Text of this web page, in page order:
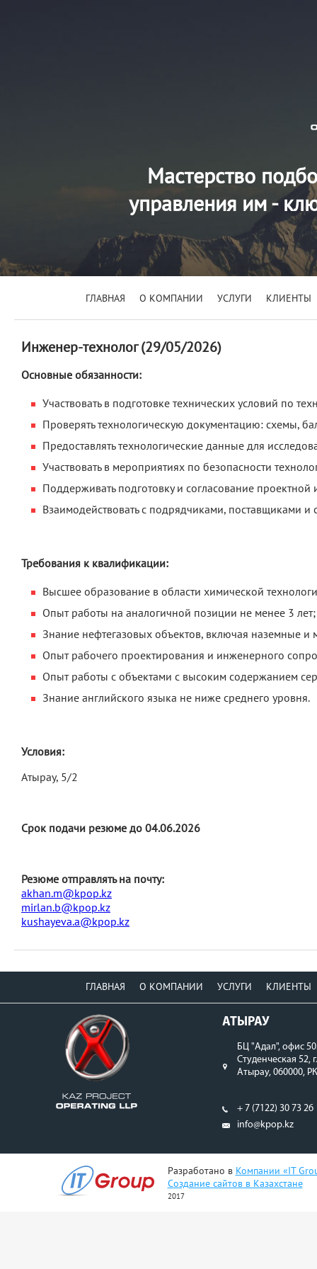
Мастерство
управления им -
ГЛАВНАЯ О КОМПАНИИ УСЛУГИ КЛИЕНТЫ
Инженер-технолог (29/05/2026)
Основные обязанности:
Участвовать в подготовке технических условий по
Проверять технологическую документацию: схемы,
Предоставлять технологические данные для
Участвовать в мероприятиях по безопасности
Поддерживать подготовку и согласование
Взаимодействовать с подрядчиками, поставщиками
Требования к квалификации:
Высшее образование в области химической
Опыт работы на аналогичной позиции не менее 3 лет;
Знание нефтегазовых объектов, включая наземные и
Опыт рабочего проектирования и инженерного
Опыт работы с объектами с высоким содержанием
Знание английского языка не ниже среднего уровня.
Условия:
Атырау, 5/2
Срок подачи резюме до 04.06.2026
Резюме отправлять на почту:
akhan.m@kpop.kz
mirlan.b@kpop.kz
kushayeva.a@kpop.kz
ГЛАВНАЯ О КОМПАНИИ УСЛУГИ КЛИЕНТЫ
АТЫРАУ
БЦ "Адал", офис
Студенческая 52, г.
Атырау, 060000, РК
+ 7 (7122) 30 73 26
info@kpop.kz
Разработано в Компании «IT
Создание сайтов в Казахстане
2017